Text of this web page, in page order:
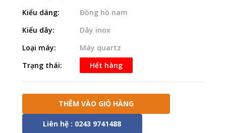
Kiểu dáng:
Đồng hồ nam
Kiểu dây:
Dây inox
Loại máy:
Máy quartz
Trạng thái:
Hết hàng
THÊM VÀO GIỎ HÀNG
Liên hệ : 0243 9741488